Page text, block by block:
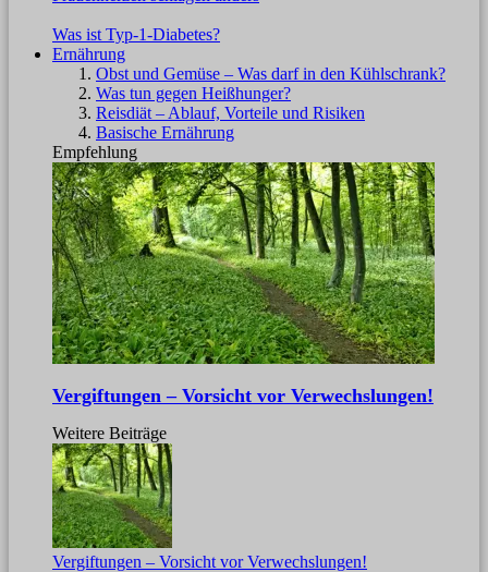
Was ist Typ-1-Diabetes?
Ernährung
Obst und Gemüse – Was darf in den Kühlschrank?
Was tun gegen Heißhunger?
Reisdiät – Ablauf, Vorteile und Risiken
Basische Ernährung
Empfehlung
Vergiftungen – Vorsicht vor Verwechslungen!
Weitere Beiträge
Vergiftungen – Vorsicht vor Verwechslungen!